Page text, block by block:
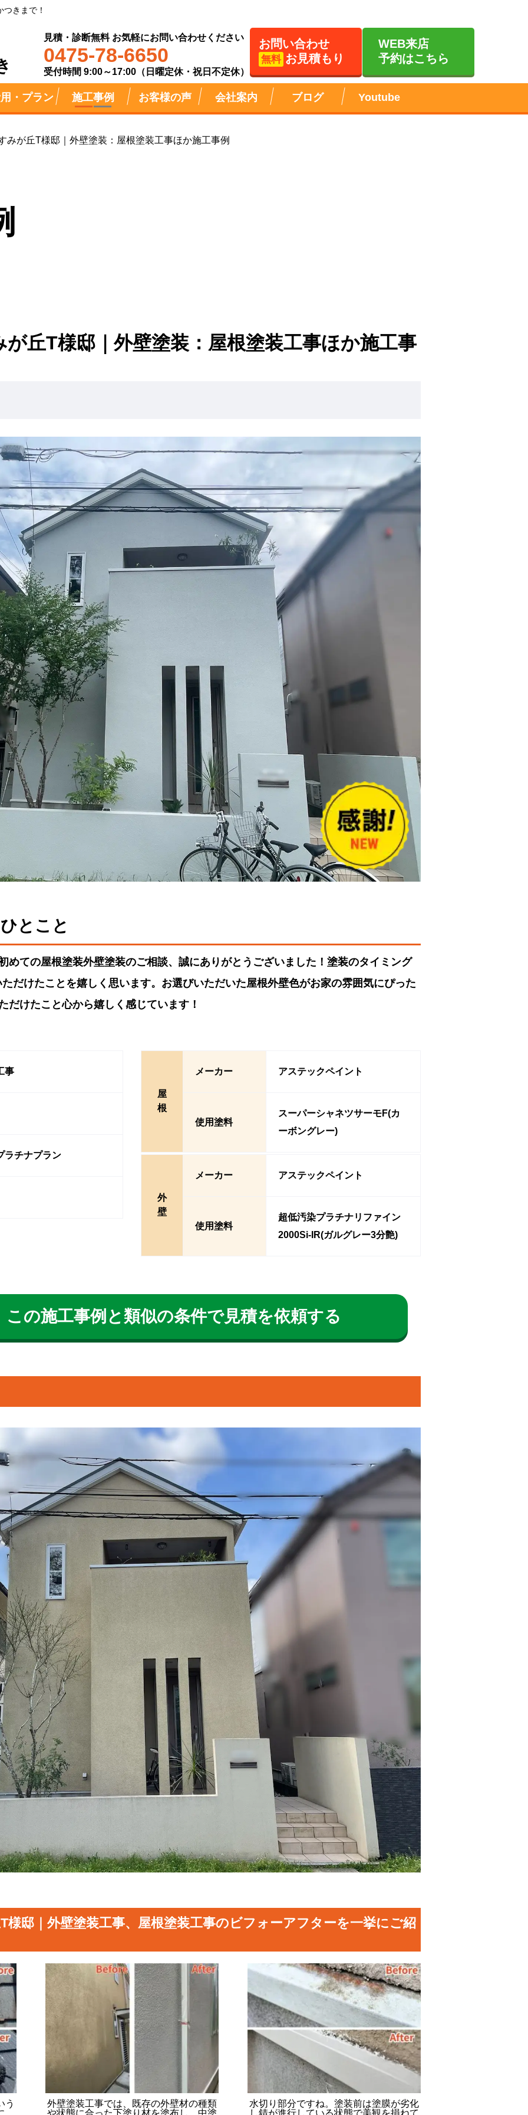
きまで！
見積・診断無料 お気軽にお問い合わせください
0475-78-6650
受付時間 9:00～17:00（日曜定休・祝日不定休）
お問い合わせ
無料 お見積もり
WEB来店
予約はこちら
・プラン 施工事例 お客様の声 会社案内 ブログ Youtube
みが丘T様邸｜外壁塗装：屋根塗装工事ほか施工事例
丘T様邸｜外壁塗装：屋根塗装工事ほか施工事
とこと
めての屋根塗装外壁塗装のご相談、誠にありがとうございました！塗装のタイミング
だけたことを嬉しく思います。お選びいただいた屋根外壁色がお家の雰囲気にぴった
だけたこと心から嬉しく感じています！
事
ラチナプラン
屋
根
メーカー アステックペイント
使用塗料
スーパーシャネツサーモF(カ
ーボングレー)
外
壁
メーカー アステックペイント
使用塗料
超低汚染プラチナリファイン
2000Si-IR(ガルグレー3分艶)
この施工事例と類似の条件で見積を依頼する
様邸｜外壁塗装工事、屋根塗装工事のビフォーアフターを一挙にご紹
う
外壁塗装工事では、既存の外壁材の種類
や状態に合った下塗り材を塗布し、中塗
水切り部分ですね。塗装前は塗膜が劣化
し錆が進行している状態で美観を損ねて